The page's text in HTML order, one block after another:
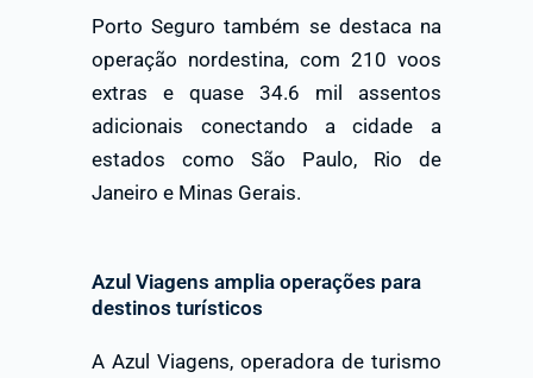
Porto Seguro também se destaca na
operação nordestina, com 210 voos
extras e quase 34.6 mil assentos
adicionais conectando a cidade a
estados como São Paulo, Rio de
Janeiro e Minas Gerais.
Azul Viagens amplia operações para
destinos turísticos
A Azul Viagens, operadora de turismo